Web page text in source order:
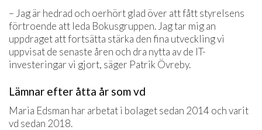
– Jag är hedrad och oerhört glad över att fått styrelsens
förtroende att leda Bokusgruppen. Jag tar mig an
uppdraget att fortsätta stärka den fina utveckling vi
uppvisat de senaste åren och dra nytta av de IT-
investeringar vi gjort, säger Patrik Övreby.
Lämnar efter åtta år som vd
Maria Edsman har arbetat i bolaget sedan 2014 och varit
vd sedan 2018.